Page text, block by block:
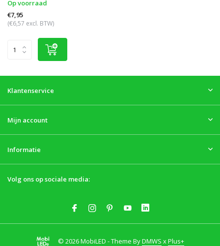
Op voorraad
€7,95
(€6,57 excl. BTW)
Klantenservice
Mijn account
Informatie
Volg ons op sociale media:
© 2026 MobiLED - Theme ByDMWS xPlus+